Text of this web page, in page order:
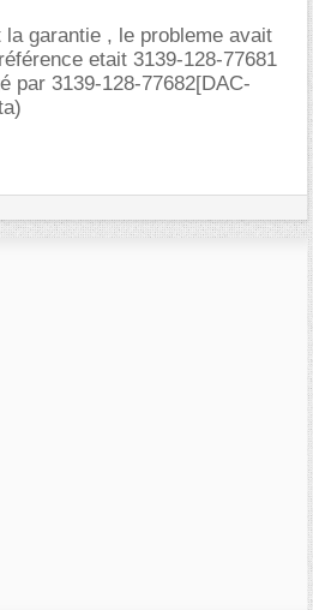
garantie , le probleme avait
etait 3139-128-77681
par 3139-128-77682[DAC-